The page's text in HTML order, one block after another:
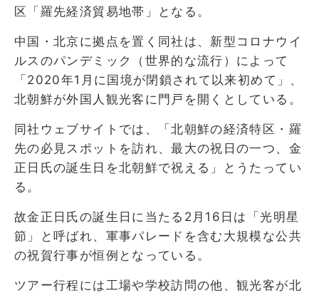
区「羅先経済貿易地帯」となる。
中国・北京に拠点を置く同社は、新型コロナウイ
ルスのパンデミック（世界的な流行）によって
「2020年1月に国境が閉鎖されて以来初めて」、
北朝鮮が外国人観光客に門戸を開くとしている。
同社ウェブサイトでは、「北朝鮮の経済特区・羅
先の必見スポットを訪れ、最大の祝日の一つ、金
正日氏の誕生日を北朝鮮で祝える」とうたってい
る。
故金正日氏の誕生日に当たる2月16日は「光明星
節」と呼ばれ、軍事パレードを含む大規模な公共
の祝賀行事が恒例となっている。
ツアー行程には工場や学校訪問の他、観光客が北